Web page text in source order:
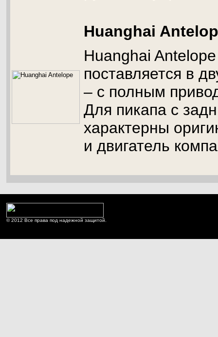
Huanghai
Huanghai
поставляется в
– с полным
Для пикапа с
характерны
и двигатель
© 2012 Все права под надежной защитой.